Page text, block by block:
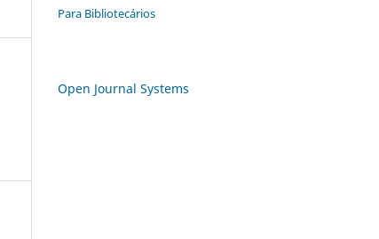
Para Bibliotecários
Open Journal Systems